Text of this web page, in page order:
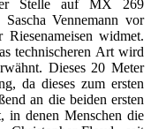
Stelle auf MX 269
Vennemann vor
widmet.
technischeren Art wird
Dieses 20 Meter
da dieses zum ersten
an die beiden ersten
in denen Menschen die